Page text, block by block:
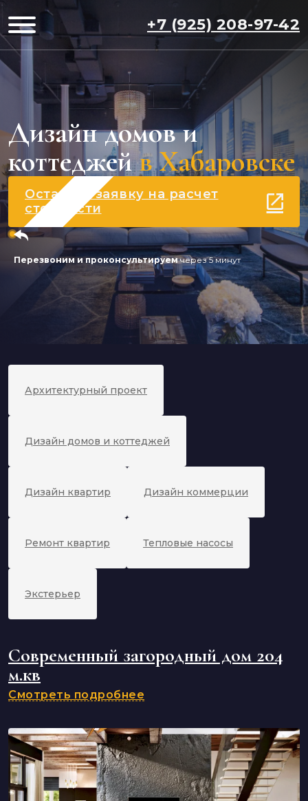
+7 (925) 208-97-42
Дизайн домов и
коттеджейв Хабаровске
Оставить заявку на расчет
стоимости
Перезвоним и проконсультируемчерез 5 минут
Архитектурный проект
Дизайн домов и коттеджей
Дизайн квартир Дизайн коммерции
Ремонт квартир Тепловые насосы
Экстерьер
Современный загородный дом 204
м.кв
Смотреть подробнее